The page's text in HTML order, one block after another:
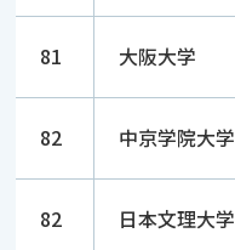
81 大阪大学
82 中京学院大学
82 日本文理大学